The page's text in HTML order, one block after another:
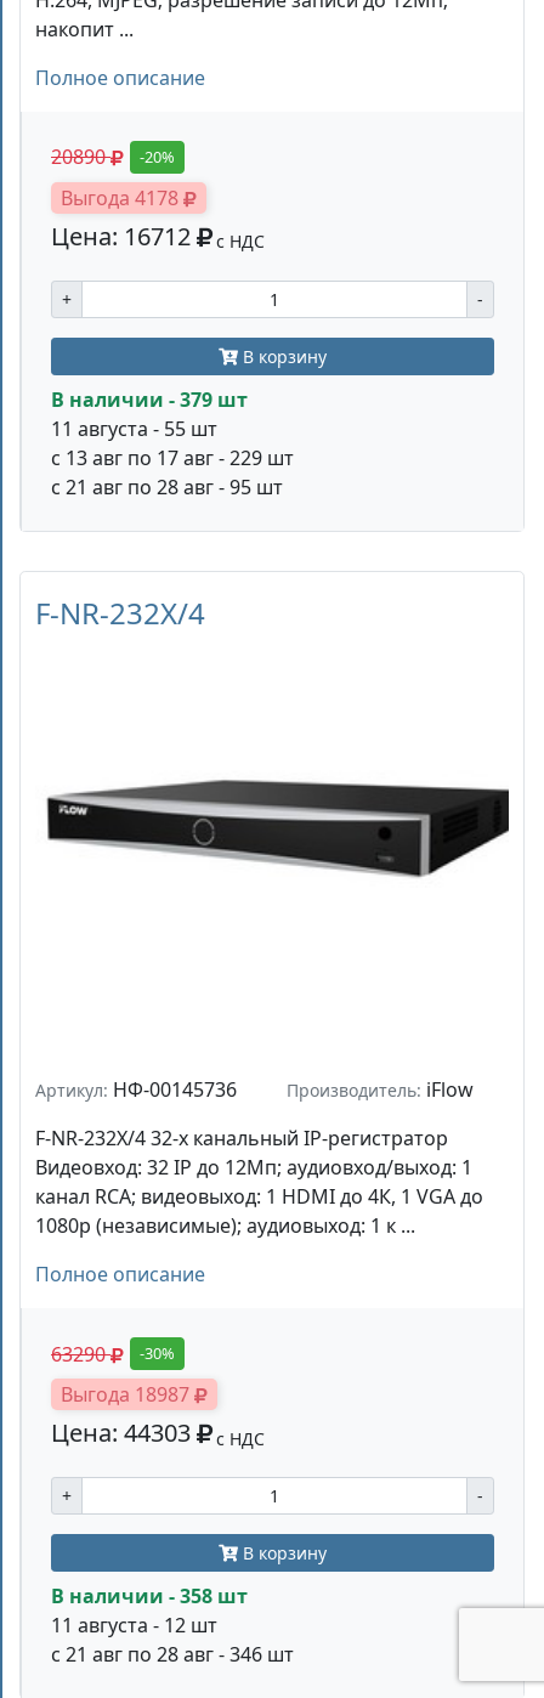
накопит ...
Полное описание
20890 -20%
Выгода 4178
Цена: 16712 с НДС
+ -
В корзину
В наличии - 379 шт
11 августа - 55 шт
с 13 авг по 17 авг - 229 шт
с 21 авг по 28 авг - 95 шт
F-NR-232X/4
Артикул: НФ-00145736 Производитель: iFlow
F-NR-232X/4 32-х канальный IP-регистратор
Видеовход: 32 IP до 12Мп; аудиовход/выход: 1
канал RCA; видеовыход: 1 HDMI до 4К, 1 VGA до
1080p (независимые); аудиовыход: 1 к ...
Полное описание
63290 -30%
Выгода 18987
Цена: 44303 с НДС
+ -
В корзину
В наличии - 358 шт
11 августа - 12 шт
с 21 авг по 28 авг - 346 шт